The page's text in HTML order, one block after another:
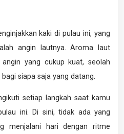
kaki di pulau ini, yang
angin lautnya. Aroma laut
yang cukup kuat, seolah
siapa saja yang datang.
setiap langkah saat kamu
ini. Di sini, tidak ada yang
menjalani hari dengan ritme